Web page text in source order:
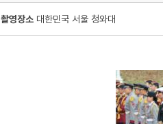
촬영장소 대한민국 서울 청와대